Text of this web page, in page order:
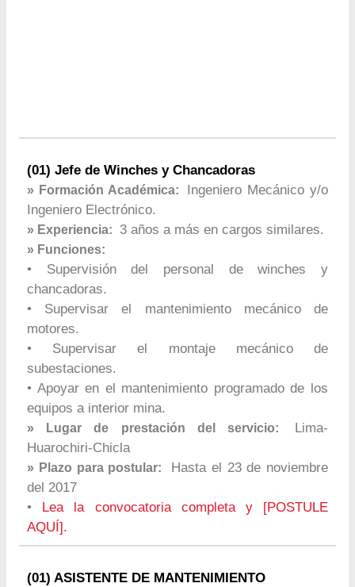
(01) Jefe de Winches y Chancadoras
» Formación Académica:
Ingeniero Mecánico y/o
Ingeniero Electrónico.
» Experiencia: 3 años a más en cargos similares.
» Funciones:
• Supervisión del personal de winches y
chancadoras.
• Supervisar el mantenimiento mecánico de
motores.
• Supervisar el montaje mecánico de
subestaciones.
• Apoyar en el mantenimiento programado de los
equipos a interior mina.
» Lugar de prestación del servicio:
Lima-
Huarochiri-Chicla
» Plazo para postular:
Hasta el 23 de noviembre
del 2017
•
Lea la convocatoria completa y [POSTULE
AQUÍ].
(01) ASISTENTE DE MANTENIMIENTO